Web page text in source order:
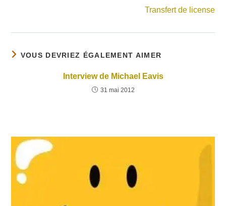
Transfert de license
VOUS DEVRIEZ ÉGALEMENT AIMER
Interview de Michael Eavis
31 mai 2012